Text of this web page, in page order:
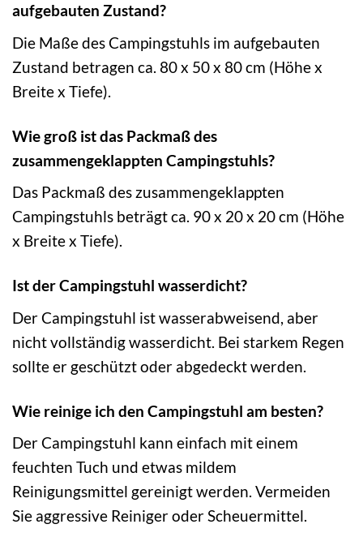
aufgebauten Zustand?
Die Maße des Campingstuhls im aufgebauten
Zustand betragen ca. 80 x 50 x 80 cm (Höhe x
Breite x Tiefe).
Wie groß ist das Packmaß des
zusammengeklappten Campingstuhls?
Das Packmaß des zusammengeklappten
Campingstuhls beträgt ca. 90 x 20 x 20 cm (Höhe
x Breite x Tiefe).
Ist der Campingstuhl wasserdicht?
Der Campingstuhl ist wasserabweisend, aber
nicht vollständig wasserdicht. Bei starkem Regen
sollte er geschützt oder abgedeckt werden.
Wie reinige ich den Campingstuhl am besten?
Der Campingstuhl kann einfach mit einem
feuchten Tuch und etwas mildem
Reinigungsmittel gereinigt werden. Vermeiden
Sie aggressive Reiniger oder Scheuermittel.